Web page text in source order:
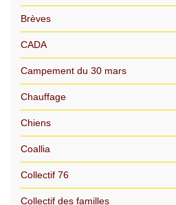
Brèves
CADA
Campement du 30 mars
Chauffage
Chiens
Coallia
Collectif 76
Collectif des familles